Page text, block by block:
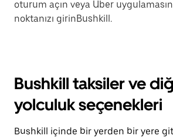
oturum açın veya Uber
noktanızı girinBushkill.
Bushkill taksiler ve
yolculuk seçenekleri
Bushkill içinde bir yerden bir yere